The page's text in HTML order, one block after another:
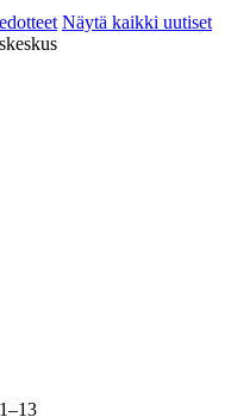
Näytä kaikki uutiset